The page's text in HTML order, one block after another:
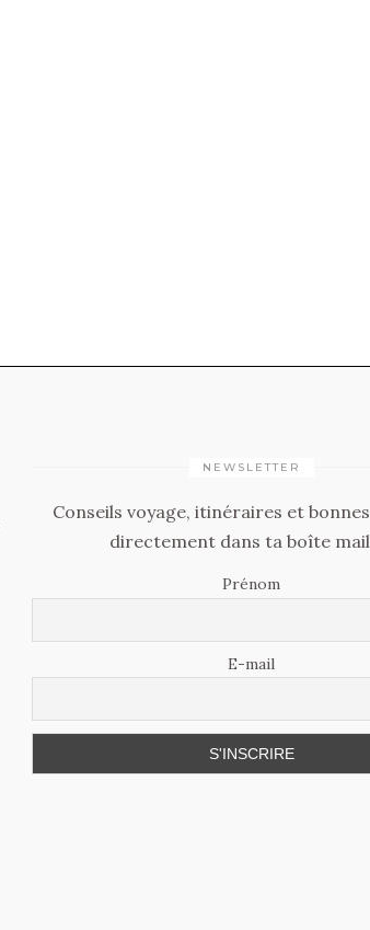
NEWSLETTER
Conseils voyage, itinéraires et
directement dans ta boîte mail
Prénom
E-mail